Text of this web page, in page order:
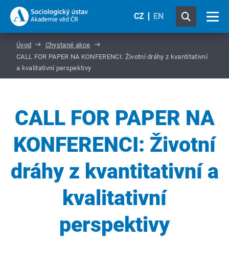
CZ EN
Úvod
Chystané akce
CALL FOR PAPER NA KONFERENCI: Životní dráhy z kvantitativní
a kvalitativní perspektivy
CALL FOR PAPER NA
KONFERENCI: Životní
dráhy z kvantitativní a
kvalitativní
perspektivy